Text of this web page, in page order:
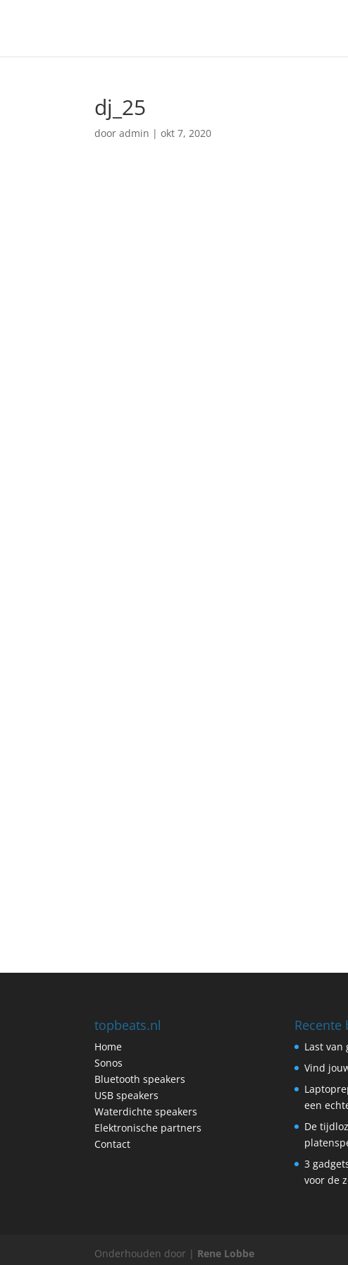
dj_25
dooradmin |okt 7, 2020
topbeats.nl
Home
Sonos
Bluetooth speakers
USB speakers
Waterdichte speakers
Elektronische partners
Contact
Recente
Last van
Vind
een
De
3
voor de
Onderhouden door | Rene Lobbe